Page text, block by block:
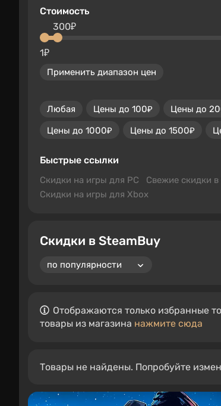
Стоимость
1₽
300₽
Применить диапазон цен
Любая Цены до 100₽ Цены до
Цены до 1000₽
Цены до 1500₽
Быстрые ссылки
Скидки на игры для PC Свежие скидки в
Скидки на игры для Xbox
Скидки в SteamBuy
Отображаются только избранные
товары из магазина нажмите сюда
Товары не найдены. Попробуйте